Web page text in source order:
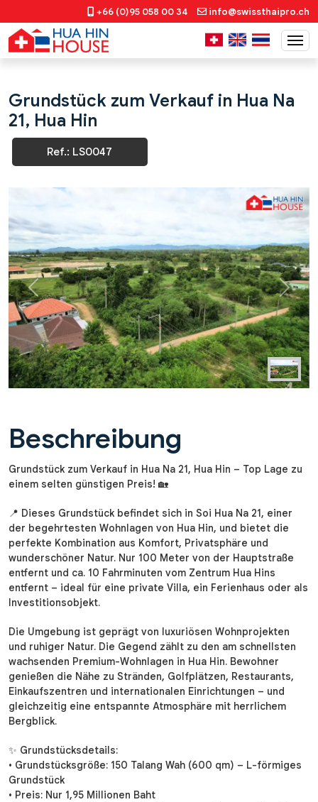
+66 (0)95 058 00 34 info@swissthaipro.ch
Grundstück zum Verkauf in Hua Na
21, Hua Hin
Ref.: LS0047
Previous Next
Beschreibung
Grundstück zum Verkauf in Hua Na 21, Hua Hin – Top Lage zu
einem selten günstigen Preis! 🏡
📍 Dieses Grundstück befindet sich in Soi Hua Na 21, einer
der begehrtesten Wohnlagen von Hua Hin, und bietet die
perfekte Kombination aus Komfort, Privatsphäre und
wunderschöner Natur. Nur 100 Meter von der Hauptstraße
entfernt und ca. 10 Fahrminuten vom Zentrum Hua Hins
entfernt – ideal für eine private Villa, ein Ferienhaus oder als
Investitionsobjekt.
Die Umgebung ist geprägt von luxuriösen Wohnprojekten
und ruhiger Natur. Die Gegend zählt zu den am schnellsten
wachsenden Premium-Wohnlagen in Hua Hin. Bewohner
genießen die Nähe zu Stränden, Golfplätzen, Restaurants,
Einkaufszentren und internationalen Einrichtungen – und
gleichzeitig eine entspannte Atmosphäre mit herrlichem
Bergblick.
✨ Grundstücksdetails:
• Grundstücksgröße: 150 Talang Wah (600 qm) – L-förmiges
Grundstück
• Preis: Nur 1,95 Millionen Baht